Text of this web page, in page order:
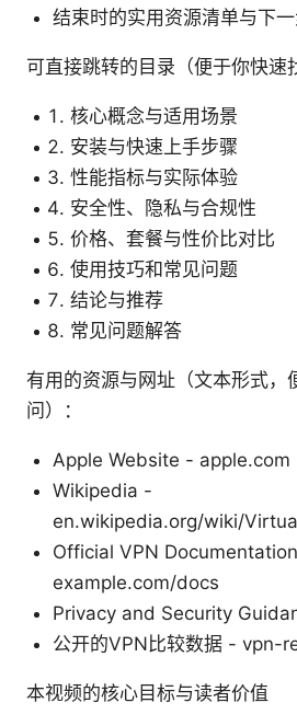
结束时的实用资源清单与下
可直接跳转的目录（便于你快速
核心概念与适用场景
安装与快速上手步骤
性能指标与实际体验
安全性、隐私与合规性
价格、套餐与性价比对比
使用技巧和常见问题
结论与推荐
常见问题解答
有用的资源与网址（文本形式，
问）：
Apple Website - apple.com
Wikipedia -
en.wikipedia.org/wiki/
Official VPN
example.com/docs
Privacy and Security
公开的VPN比较数据 - vpn-
本视频的核心目标与读者价值